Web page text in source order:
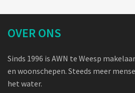
OVER ONS
Sinds 1996 is AWN te Weesp
en woonschepen. Steeds meer
het water.